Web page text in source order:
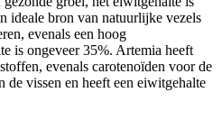
ideale bron van natuurlijke vezels
evenals een hoog
is ongeveer 35%. Artemia heeft
evenals carotenoïden voor de
vissen en heeft een eiwitgehalte